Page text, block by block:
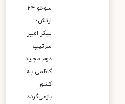
سوخو ۲۴
ارتش؛
پیکر امیر
سرتیپ
دوم مجید
کاظمی به
کشور
بازمی‌گردد